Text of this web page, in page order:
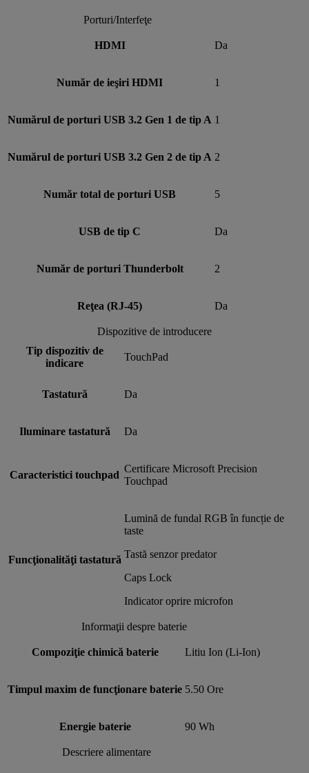
Porturi/Interfeţe
HDMI Da
Număr de ieşiri HDMI 1
Numărul de porturi USB 3.2 Gen 1 de tip A 1
Numărul de porturi USB 3.2 Gen 2 de tip A 2
Număr total de porturi USB 5
USB de tip C Da
Număr de porturi Thunderbolt 2
Reţea (RJ-45) Da
Dispozitive de introducere
Tip dispozitiv de
indicare
TouchPad
Tastatură Da
Iluminare tastatură Da
Caracteristici touchpad
Certificare Microsoft Precision
Touchpad
Funcţionalităţi tastatură
Lumină de fundal RGB în funcție de
taste
Tastă senzor predator
Caps Lock
Indicator oprire microfon
Informaţii despre baterie
Compoziţie chimică baterie Litiu Ion (Li-Ion)
Timpul maxim de funcţionare baterie 5.50 Ore
Energie baterie 90 Wh
Descriere alimentare